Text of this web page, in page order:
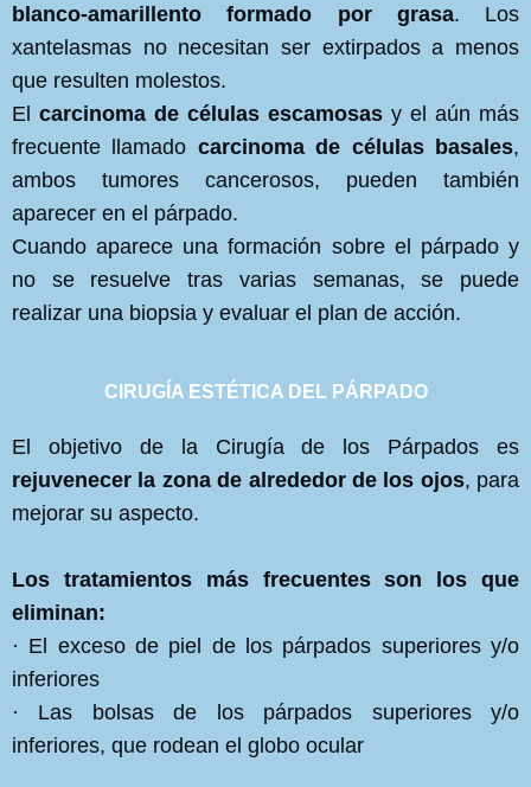
blanco-amarillento formado por grasa. Los
xantelasmas no necesitan ser extirpados a menos
que resulten molestos.
El carcinoma de células escamosas y el aún más
frecuente llamado carcinoma de células basales,
ambos tumores cancerosos, pueden también
aparecer en el párpado.
Cuando aparece una formación sobre el párpado y
no se resuelve tras varias semanas, se puede
realizar una biopsia y evaluar el plan de acción.
CIRUGÍA ESTÉTICA DEL PÁRPADO
El objetivo de la Cirugía de los Párpados es
rejuvenecer la zona de alrededor de los ojos, para
mejorar su aspecto.
Los tratamientos más frecuentes son los que
eliminan:
· El exceso de piel de los párpados superiores y/o
inferiores
· Las bolsas de los párpados superiores y/o
inferiores, que rodean el globo ocular